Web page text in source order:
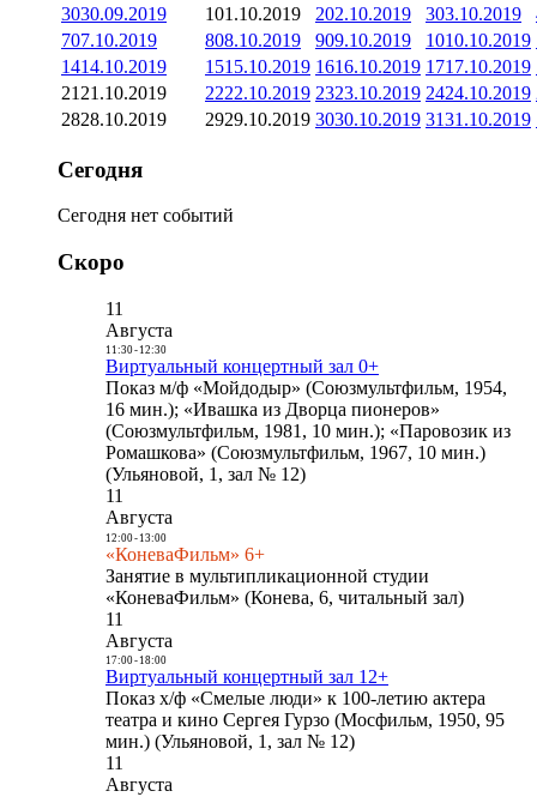
3030.09.2019 101.10.2019 202.10.2019 303.10.2019
707.10.2019 808.10.2019 909.10.2019 1010.10.2019
1414.10.2019 1515.10.2019 1616.10.2019 1717.10.2019
21 21.10.2019 2222.10.2019 2323.10.2019 2424.10.2019
2828.10.2019 2929.10.2019 3030.10.2019 3131.10.2019
Сегодня
Сегодня нет событий
Скоро
11
Августа
11:30- 12:30
Виртуальный концертный зал 0+
Показ м/ф «Мойдодыр» (Союзмультфильм, 1954,
16 мин.); «Ивашка из Дворца пионеров»
(Союзмультфильм, 1981, 10 мин.); «Паровозик из
Ромашкова» (Союзмультфильм, 1967, 10 мин.)
(Ульяновой, 1, зал № 12)
11
Августа
12:00- 13:00
«КоневаФильм» 6+
Занятие в мультипликационной студии
«КоневаФильм» (Конева, 6, читальный зал)
11
Августа
17:00- 18:00
Виртуальный концертный зал 12+
Показ х/ф «Смелые люди» к 100-летию актера
театра и кино Сергея Гурзо (Мосфильм, 1950, 95
мин.) (Ульяновой, 1, зал № 12)
11
Августа